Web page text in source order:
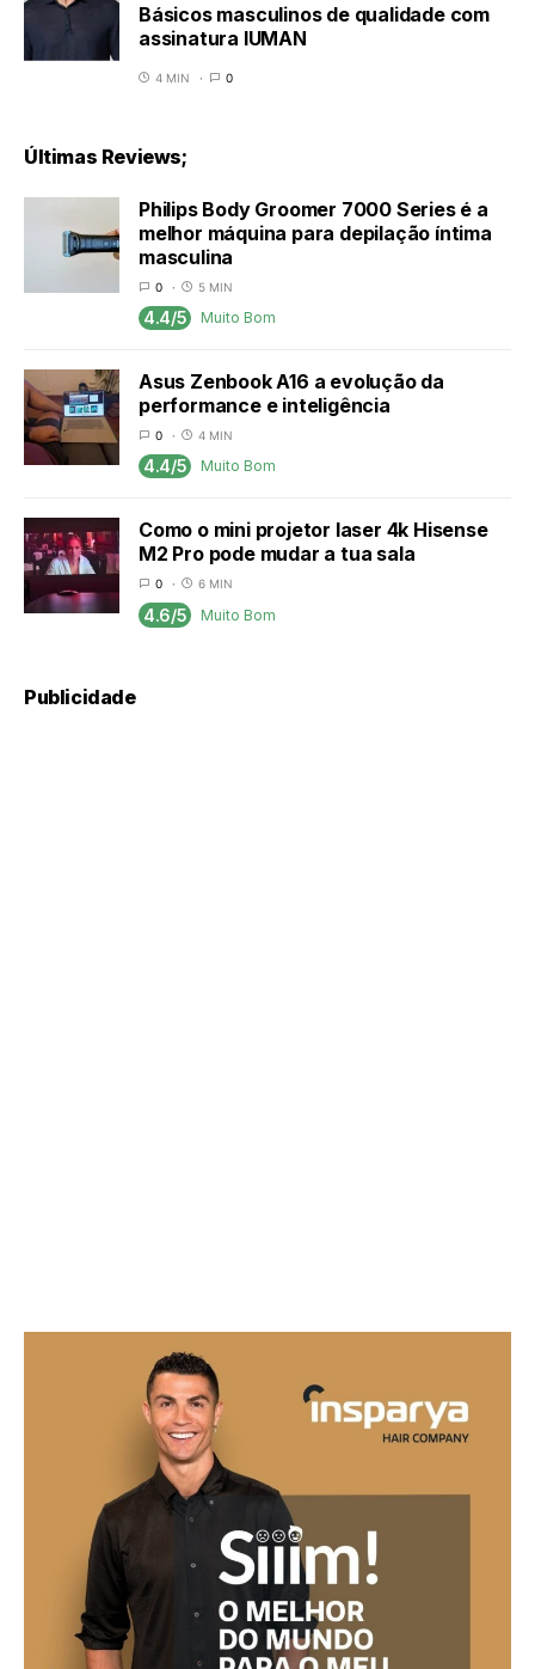
Básicos masculinos de qualidade com
assinatura IUMAN
4 MIN 0
Últimas Reviews;
Philips Body Groomer 7000 Series é a
melhor máquina para depilação íntima
masculina
0 5 MIN
4.4/5 Muito Bom
Asus Zenbook A16 a evolução da
performance e inteligência
0 4 MIN
4.4/5 Muito Bom
Como o mini projetor laser 4k Hisense
M2 Pro pode mudar a tua sala
0 6 MIN
4.6/5 Muito Bom
Publicidade